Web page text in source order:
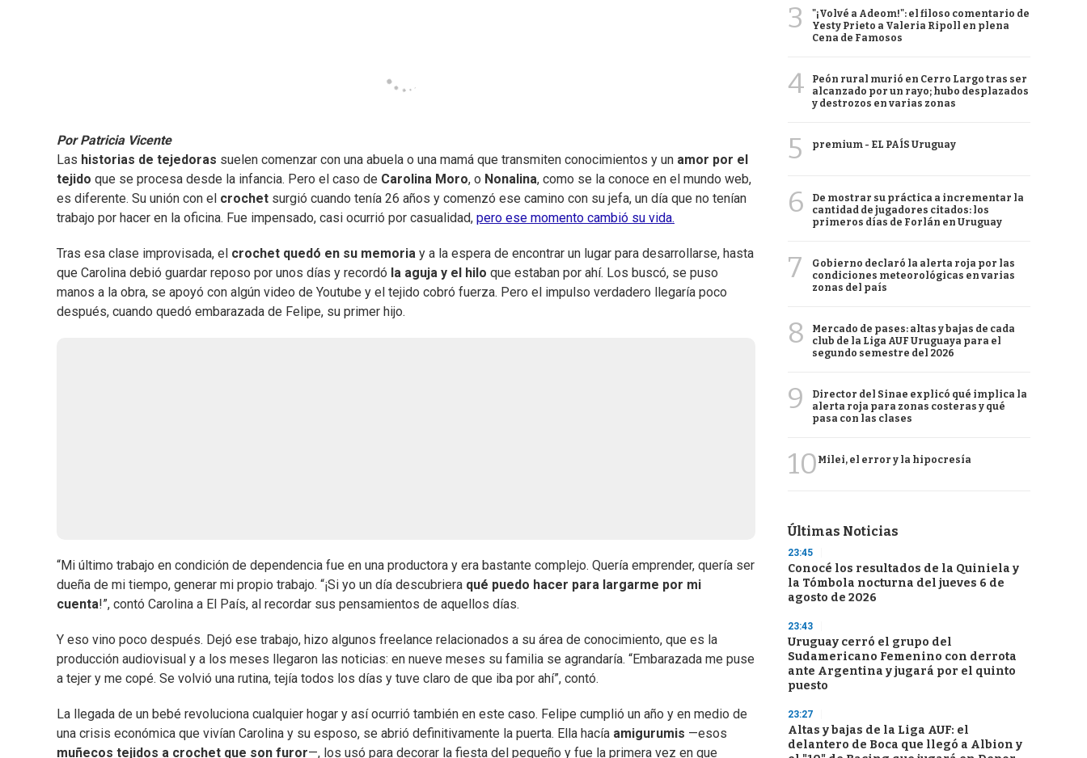
Por Patricia Vicente
Las historias de tejedoras suelen comenzar con una abuela o una mamá que transmiten conocimientos y un amor por el
tejido que se procesa desde la infancia. Pero el caso de Carolina Moro, o Nonalina, como se la conoce en el mundo web,
es diferente. Su unión con el crochet surgió cuando tenía 26 años y comenzó ese camino con su jefa, un día que no tenían
trabajo por hacer en la oficina. Fue impensado, casi ocurrió por casualidad, pero ese momento cambió su vida.
Tras esa clase improvisada, el crochet quedó en su memoria y a la espera de encontrar un lugar para desarrollarse, hasta
que Carolina debió guardar reposo por unos días y recordó la aguja y el hilo que estaban por ahí. Los buscó, se puso
manos a la obra, se apoyó con algún video de Youtube y el tejido cobró fuerza. Pero el impulso verdadero llegaría poco
después, cuando quedó embarazada de Felipe, su primer hijo.
“Mi último trabajo en condición de dependencia fue en una productora y era bastante complejo. Quería emprender, quería ser
dueña de mi tiempo, generar mi propio trabajo. “¡Si yo un día descubriera qué puedo hacer para largarme por mi
cuenta!”, contó Carolina a El País, al recordar sus pensamientos de aquellos días.
Y eso vino poco después. Dejó ese trabajo, hizo algunos freelance relacionados a su área de conocimiento, que es la
producción audiovisual y a los meses llegaron las noticias: en nueve meses su familia se agrandaría. “Embarazada me puse
a tejer y me copé. Se volvió una rutina, tejía todos los días y tuve claro de que iba por ahí”, contó.
La llegada de un bebé revoluciona cualquier hogar y así ocurrió también en este caso. Felipe cumplió un año y en medio de
una crisis económica que vivían Carolina y su esposo, se abrió definitivamente la puerta. Ella hacía amigurumis —esos
muñecos tejidos a crochet que son furor—, los usó para decorar la fiesta del pequeño y fue la primera vez en que
3
"¡Volvé a Adeom!": el filoso comentario de
Yesty Prieto a Valeria Ripoll en plena
Cena de Famosos
4
Peón rural murió en Cerro Largo tras ser
alcanzado por un rayo; hubo desplazados
y destrozos en varias zonas
5 premium - EL PAÍS Uruguay
6
De mostrar su práctica a incrementar la
cantidad de jugadores citados: los
primeros días de Forlán en Uruguay
7
Gobierno declaró la alerta roja por las
condiciones meteorológicas en varias
zonas del país
8
Mercado de pases: altas y bajas de cada
club de la Liga AUF Uruguaya para el
segundo semestre del 2026
9
Director del Sinae explicó qué implica la
alerta roja para zonas costeras y qué
pasa con las clases
10 Milei, el error y la hipocresía
Últimas Noticias
23:45
Conocé los resultados de la Quiniela y
la Tómbola nocturna del jueves 6 de
agosto de 2026
23:43
Uruguay cerró el grupo del
Sudamericano Femenino con derrota
ante Argentina y jugará por el quinto
puesto
23:27
Altas y bajas de la Liga AUF: el
delantero de Boca que llegó a Albion y